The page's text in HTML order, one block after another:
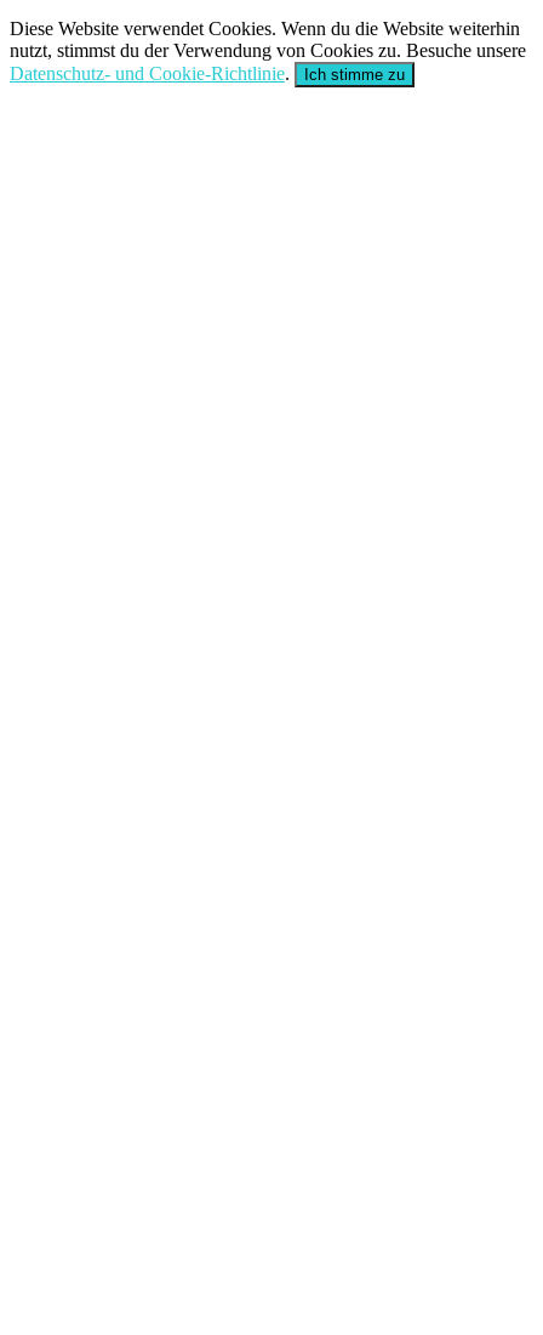
Diese Website verwendet Cookies. Wenn du die Website weiterhin
nutzt, stimmst du der Verwendung von Cookies zu. Besuche unsere
Datenschutz- und Cookie-Richtlinie. Ich stimme zu